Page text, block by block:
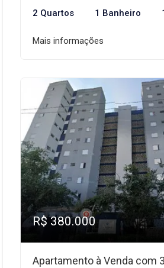
2 Quartos 1 Banheiro
Mais informações
R$ 380.000
Apartamento à Venda com